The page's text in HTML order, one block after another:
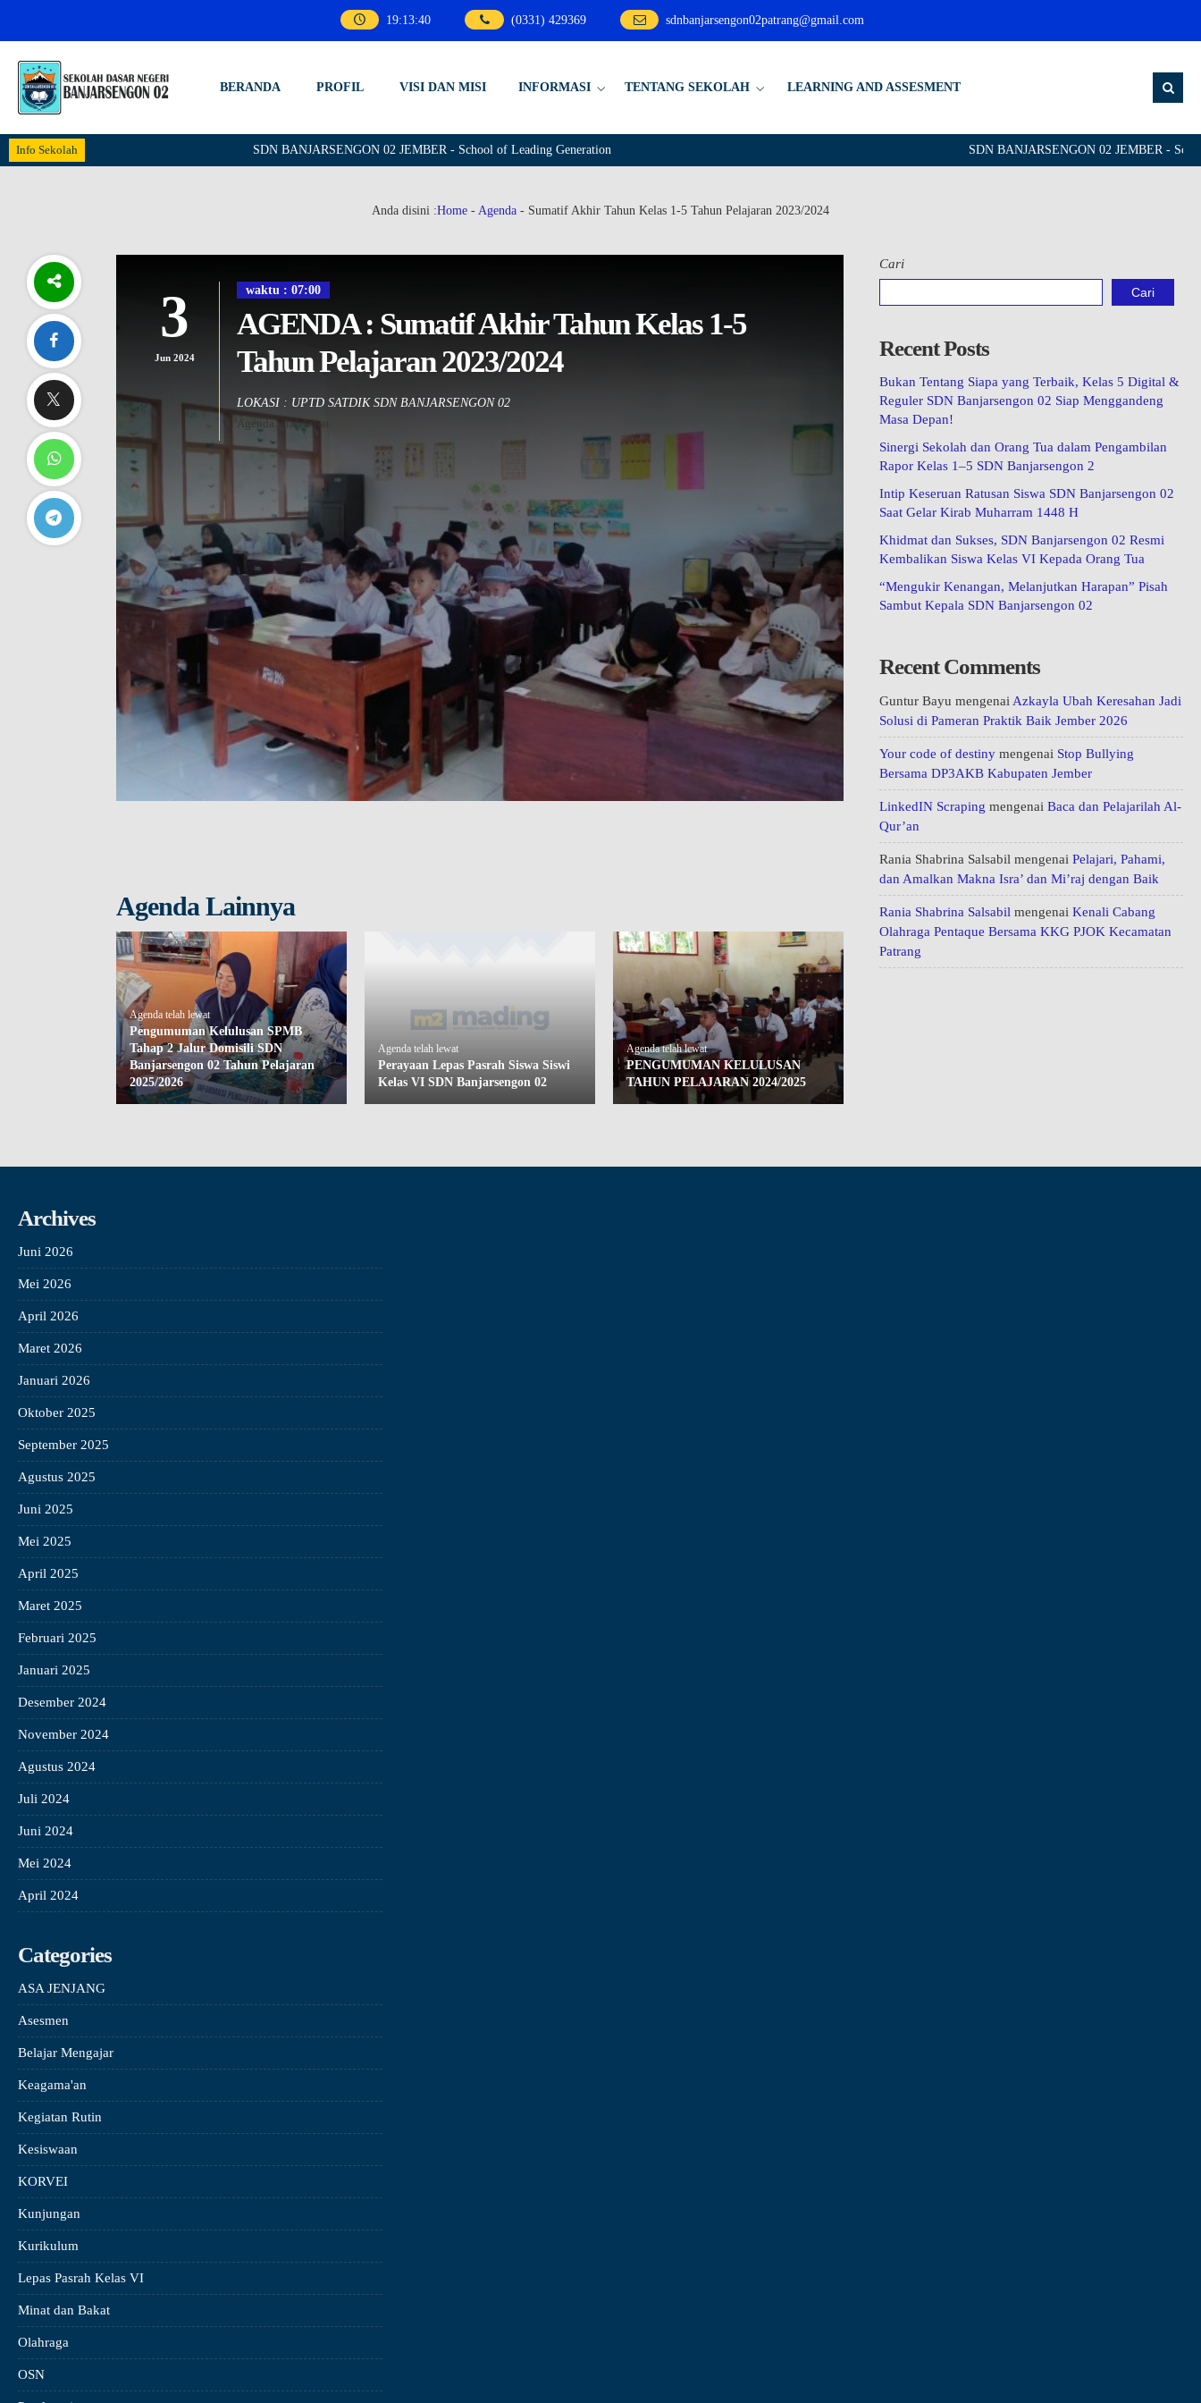
19:13:40 (0331) 429369 sdnbanjarsengon02patrang@gmail.com
BERANDA PROFIL VISI DAN MISI INFORMASI TENTANG SEKOLAH LEARNING AND ASSESMENT
Info Sekolah SDN BANJARSENGON 02 JEMBER - School
SDN BANJARSENGON 02 JEMBER - School of Leading Generation
Anda disini :Home - Agenda - Sumatif Akhir Tahun Kelas 1-5 Tahun Pelajaran 2023/2024
3
Jun 2024
waktu : 07:00
AGENDA : Sumatif Akhir Tahun Kelas 1-5
Tahun Pelajaran 2023/2024
LOKASI : UPTD SATDIK SDN BANJARSENGON 02
Agenda telah lewat
Agenda Lainnya
Agenda telah lewat
Pengumuman Kelulusan SPMB
Tahap 2 Jalur Domisili SDN
Banjarsengon 02 Tahun Pelajaran
2025/2026
Agenda telah lewat
Perayaan Lepas Pasrah Siswa Siswi
Kelas VI SDN Banjarsengon 02
Agenda telah lewat
PENGUMUMAN KELULUSAN
TAHUN PELAJARAN 2024/2025
Cari
Cari
Recent Posts
Bukan Tentang Siapa yang Terbaik, Kelas 5 Digital &
Reguler SDN Banjarsengon 02 Siap Menggandeng
Masa Depan!
Sinergi Sekolah dan Orang Tua dalam Pengambilan
Rapor Kelas 1–5 SDN Banjarsengon 2
Intip Keseruan Ratusan Siswa SDN Banjarsengon 02
Saat Gelar Kirab Muharram 1448 H
Khidmat dan Sukses, SDN Banjarsengon 02 Resmi
Kembalikan Siswa Kelas VI Kepada Orang Tua
“Mengukir Kenangan, Melanjutkan Harapan” Pisah
Sambut Kepala SDN Banjarsengon 02
Recent Comments
Guntur Bayu mengenai Azkayla Ubah Keresahan Jadi
Solusi di Pameran Praktik Baik Jember 2026
Your code of destiny mengenai Stop Bullying
Bersama DP3AKB Kabupaten Jember
LinkedIN Scraping mengenai Baca dan Pelajarilah Al-
Qur’an
Rania Shabrina Salsabil mengenai Pelajari, Pahami,
dan Amalkan Makna Isra’ dan Mi’raj dengan Baik
Rania Shabrina Salsabil mengenai Kenali Cabang
Olahraga Pentaque Bersama KKG PJOK Kecamatan
Patrang
Archives
Juni 2026
Mei 2026
April 2026
Maret 2026
Januari 2026
Oktober 2025
September 2025
Agustus 2025
Juni 2025
Mei 2025
April 2025
Maret 2025
Februari 2025
Januari 2025
Desember 2024
November 2024
Agustus 2024
Juli 2024
Juni 2024
Mei 2024
April 2024
Categories
ASA JENJANG
Asesmen
Belajar Mengajar
Keagama'an
Kegiatan Rutin
Kesiswaan
KORVEI
Kunjungan
Kurikulum
Lepas Pasrah Kelas VI
Minat dan Bakat
Olahraga
OSN